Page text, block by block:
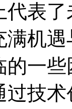
代表
满机
的一
过技